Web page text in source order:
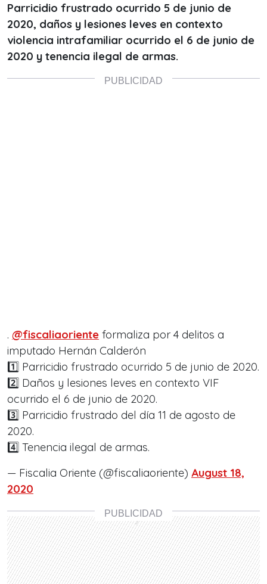
Parricidio frustrado ocurrido 5 de junio de
2020, daños y lesiones leves en contexto
violencia intrafamiliar ocurrido el 6 de junio de
2020 y tenencia ilegal de armas.
. @fiscaliaoriente formaliza por 4 delitos a
imputado Hernán Calderón
1️⃣ Parricidio frustrado ocurrido 5 de junio de 2020.
2️⃣ Daños y lesiones leves en contexto VIF
ocurrido el 6 de junio de 2020.
3️⃣ Parricidio frustrado del día 11 de agosto de
2020.
4️⃣ Tenencia ilegal de armas.
— Fiscalia Oriente (@fiscaliaoriente) August 18,
2020